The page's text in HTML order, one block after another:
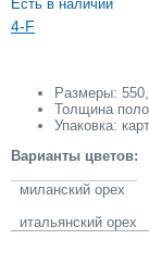
Есть в наличии
4-F
Размеры:
Толщина
Упаковка:
Варианты цветов:
миланский орех
итальянский орех